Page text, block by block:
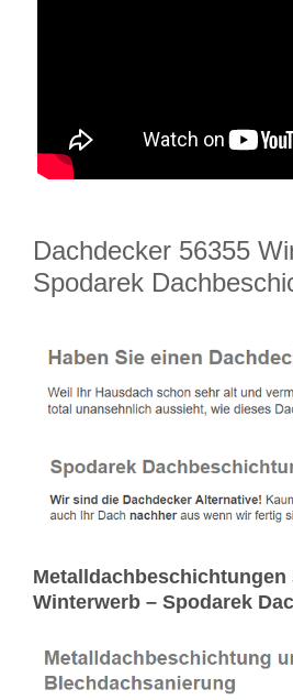
Dachdecker 56355
Spodarek
Metalldachbeschichtungen
Winterwerb – Spodarek